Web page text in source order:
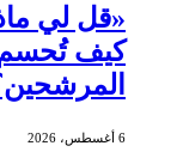
«قل لي
كيف تُحسم
6 أغسطس، 2026